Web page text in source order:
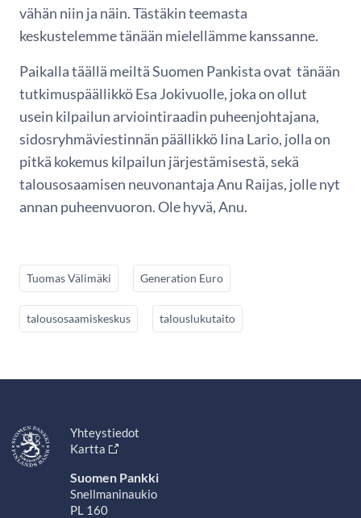
vähän niin ja näin. Tästäkin teemasta
keskustelemme tänään mielellämme kanssanne.
Paikalla täällä meiltä Suomen Pankista ovat tänään
tutkimuspäällikkö Esa Jokivuolle, joka on ollut
usein kilpailun arviointiraadin puheenjohtajana,
sidosryhmäviestinnän päällikkö Iina Lario, jolla on
pitkä kokemus kilpailun järjestämisestä, sekä
talousosaamisen neuvonantaja Anu Raijas, jolle nyt
annan puheenvuoron. Ole hyvä, Anu.
Tuomas Välimäki Generation Euro
talousosaamiskeskus talouslukutaito
Yhteystiedot
Kartta
Suomen Pankki
Snellmaninaukio
PL 160